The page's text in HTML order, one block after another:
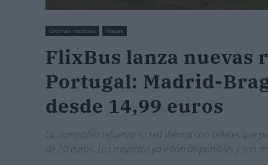
Últimas noticias Viajes
FlixBus lanza nuevas
Portugal: Madrid-
desde 14,99 euros
La compañía refuerza su red ibérica con billetes que
de 20 euros. Los trayectos ya están disponibles y son